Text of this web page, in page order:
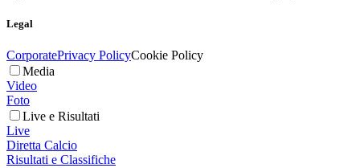
Legal
CorporatePrivacy PolicyCookie Policy
Media
Video
Foto
Live e Risultati
Live
Diretta Calcio
Risultati e Classifiche